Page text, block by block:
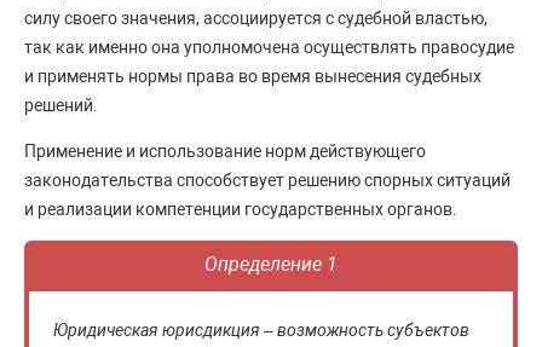
силу своего значения, ассоциируется с судебной властью,
так как именно она уполномочена осуществлять правосудие
и применять нормы права во время вынесения судебных
решений.
Применение и использование норм действующего
законодательства способствует решению спорных ситуаций
и реализации компетенции государственных органов.
Определение 1
Юридическая юрисдикция – возможность субъектов